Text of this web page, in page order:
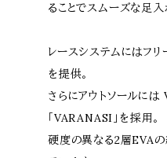
ることでスムーズな足入
レースシステムにはフリ
を提供。
さらにアウトソールに
「VARANASI」を採用。
硬度の異なる2層EVAの